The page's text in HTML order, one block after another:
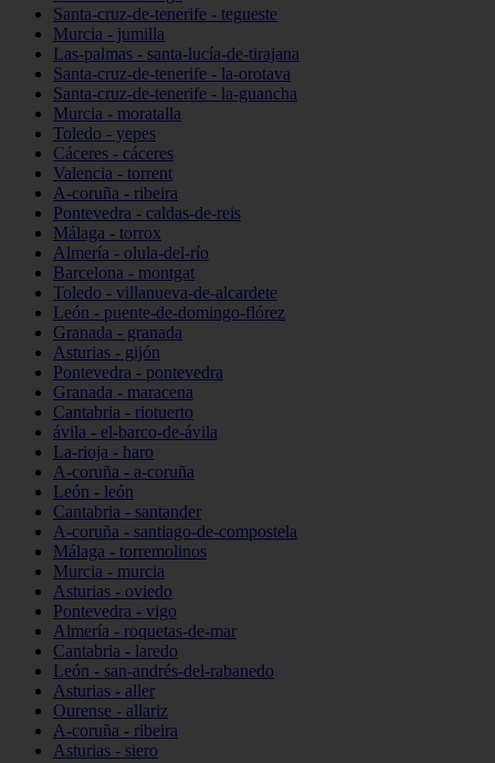
Santa-cruz-de-tenerife - tegueste
Murcia - jumilla
Las-palmas - santa-lucía-de-tirajana
Santa-cruz-de-tenerife - la-orotava
Santa-cruz-de-tenerife - la-guancha
Murcia - moratalla
Toledo - yepes
Cáceres - cáceres
Valencia - torrent
A-coruña - ribeira
Pontevedra - caldas-de-reis
Málaga - torrox
Almería - olula-del-río
Barcelona - montgat
Toledo - villanueva-de-alcardete
León - puente-de-domingo-flórez
Granada - granada
Asturias - gijón
Pontevedra - pontevedra
Granada - maracena
Cantabria - riotuerto
ávila - el-barco-de-ávila
La-rioja - haro
A-coruña - a-coruña
León - león
Cantabria - santander
A-coruña - santiago-de-compostela
Málaga - torremolinos
Murcia - murcia
Asturias - oviedo
Pontevedra - vigo
Almería - roquetas-de-mar
Cantabria - laredo
León - san-andrés-del-rabanedo
Asturias - aller
Ourense - allariz
A-coruña - ribeira
Asturias - siero